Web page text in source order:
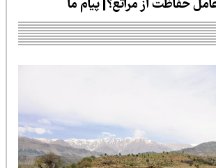
از مراتع؟| پیام ما